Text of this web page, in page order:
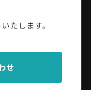
たします。
せ